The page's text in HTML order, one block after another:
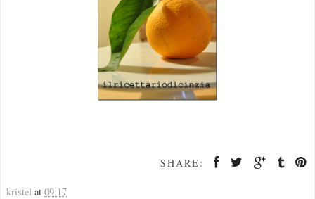
SHARE:
kristel at 09:17